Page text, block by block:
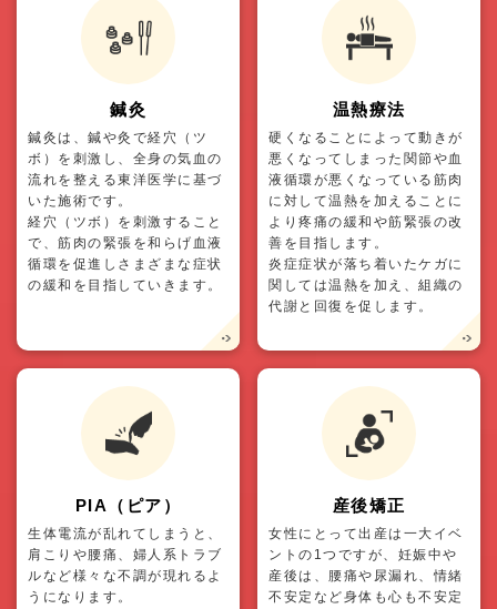
鍼灸
鍼灸は、鍼や灸で経穴（ツ
ボ）を刺激し、全身の気血の
流れを整える東洋医学に基づ
いた施術です。
経穴（ツボ）を刺激すること
で、筋肉の緊張を和らげ血液
循環を促進しさまざまな症状
の緩和を目指していきます。
温熱療法
硬くなることによって動きが
悪くなってしまった関節や血
液循環が悪くなっている筋肉
に対して温熱を加えることに
より疼痛の緩和や筋緊張の改
善を目指します。
炎症症状が落ち着いたケガに
関しては温熱を加え、組織の
代謝と回復を促します。
PIA（ピア）
生体電流が乱れてしまうと、
肩こりや腰痛、婦人系トラブ
ルなど様々な不調が現れるよ
うになります。
産後矯正
女性にとって出産は一大イベ
ントの1つですが、妊娠中や
産後は、腰痛や尿漏れ、情緒
不安定など身体も心も不安定